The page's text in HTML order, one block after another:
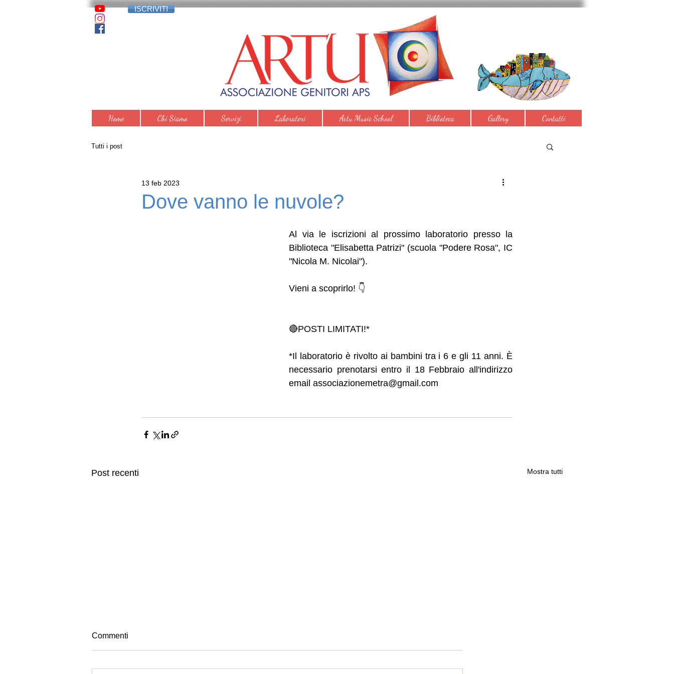
ISCRIVITI
Home Chi Siamo Servizi Laboratori Artu Music School Biblioteca Gallery Contatti
Tutti i post
Dove vanno le nuvole?
13 feb 2023
Al via le iscrizioni al prossimo laboratorio presso la
Biblioteca "Elisabetta Patrizi" (scuola "Podere Rosa", IC
"Nicola M. Nicolai").
Vieni a scoprirlo! 👇
🔴POSTI LIMITATI!*
*Il laboratorio è rivolto ai bambini tra i 6 e gli 11 anni. È
necessario prenotarsi entro il 18 Febbraio all'indirizzo
email associazionemetra@gmail.com
Post recenti Mostra tutti
Commenti